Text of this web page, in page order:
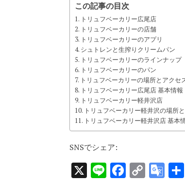
プ
この記事の目次
トリュフベーカリー広尾店
トリュフベーカリーの店舗
トリュフベーカリーのアプリ
シュトレンと生搾りクリームパン
トリュフベーカリーのラインナップ
トリュフベーカリーのパン
トリュフベーカリーの場所とアクセ
トリュフベーカリー広尾店 基本情報
トリュフベーカリー軽井沢店
トリュフベーカリー軽井沢の場所
トリュフベーカリー軽井沢店 基本
SNSでシェア:
X LineFacebook
Copy